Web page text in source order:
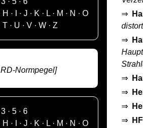
H · ·J · K · L · M · N ·O
T· U · V· W· Z
Normpegel]
3· 5· 6
H · ·J · K · L · M · N ·O
⇒
⇒
⇒
⇒
⇒
⇒